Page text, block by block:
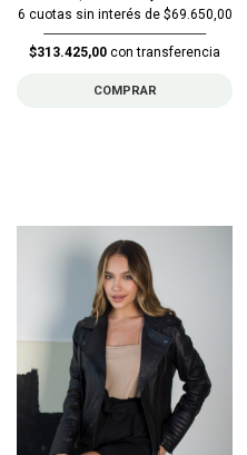
6 cuotas sin interés de $69.650,00
$313.425,00 con transferencia
COMPRAR